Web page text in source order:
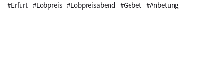
#Erfurt #Lobpreis #Lobpreisabend #Gebet #Anbetung